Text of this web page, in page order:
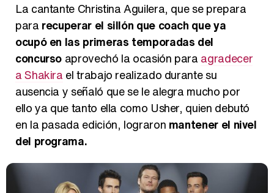
La cantante Christina Aguilera, que se prepara
para recuperar el sillón que coach que ya
ocupó en las primeras temporadas del
concurso aprovechó la ocasión para agradecer
a Shakira el trabajo realizado durante su
ausencia y señaló que se le alegra mucho por
ello ya que tanto ella como Usher, quien debutó
en la pasada edición, lograron mantener el nivel
del programa.